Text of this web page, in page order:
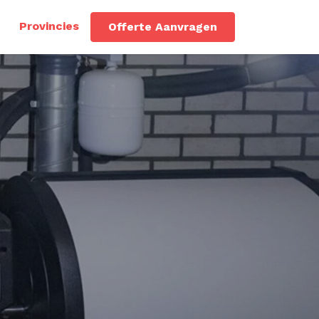
Provincies Offerte Aanvragen